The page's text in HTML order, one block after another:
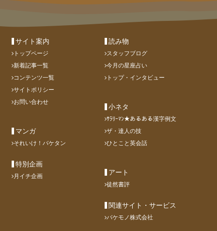
サイト案内
トップページ
新着記事一覧
コンテンツ一覧
サイトポリシー
お問い合わせ
読み物
スタッフブログ
今月の星座占い
トップ・インタビュー
小ネタ
ｻﾗﾘｰﾏﾝ★あるある漢字例文
ザ・達人の技
ひとこと英会話
マンガ
それいけ！バケタン
特別企画
月イチ企画 アート
徒然書評
関連サイト・サービス
バケモノ株式会社